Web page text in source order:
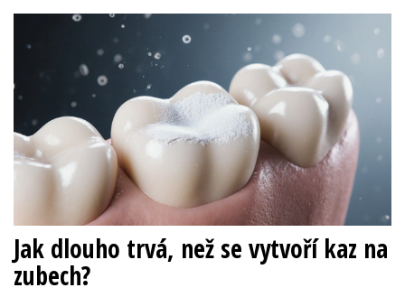
Jak dlouho trvá, než se vytvoří kaz na
zubech?